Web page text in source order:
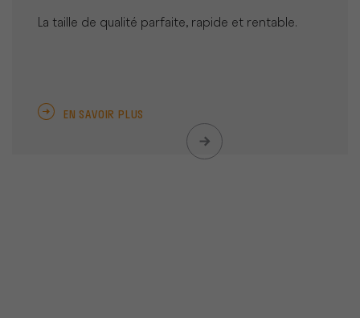
La taille de qualité parfaite, rapide et rentable.
EN SAVOIR PLUS